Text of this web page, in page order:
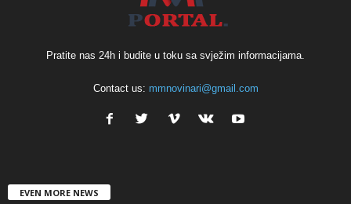
Pratite nas 24h i budite u toku sa svježim informacijama.
Contact us: mmnovinari@gmail.com
EVEN MORE NEWS